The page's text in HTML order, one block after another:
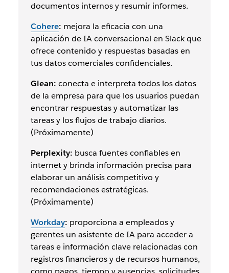
documentos internos y resumir informes.
Cohere: mejora la eficacia con una
aplicación de IA conversacional en Slack que
ofrece contenido y respuestas basadas en
tus datos comerciales confidenciales.
Glean: conecta e interpreta todos los datos
de la empresa para que los usuarios puedan
encontrar respuestas y automatizar las
tareas y los flujos de trabajo diarios.
(Próximamente)
Perplexity: busca fuentes confiables en
internet y brinda información precisa para
elaborar un análisis competitivo y
recomendaciones estratégicas.
(Próximamente)
Workday: proporciona a empleados y
gerentes un asistente de IA para acceder a
tareas e información clave relacionadas con
registros financieros y de recursos humanos,